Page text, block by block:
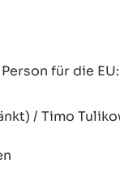
für die EU:
/ Timo